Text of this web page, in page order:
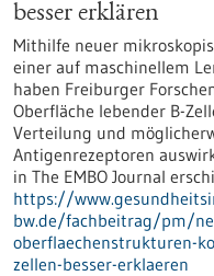
besser erklären
Mithilfe neuer
einer auf maschinellem
haben Freiburger
Oberfläche lebender B-
Verteilung und
Antigenrezeptoren
in The EMBO Journal
https://
bw.de/fachbeitrag/pm/
oberflaechenstrukturen-
zellen-besser-erklaeren